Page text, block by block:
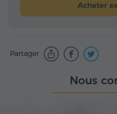
Acheter
Partager
Nous